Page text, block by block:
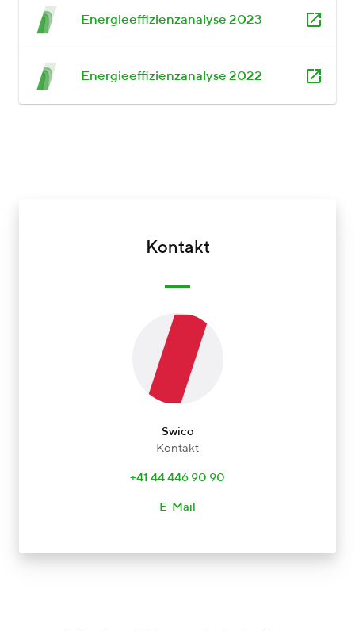
Energieeffizienzanalyse 2023
Energieeffizienzanalyse 2022
Kontakt
Swico
Kontakt
+41 44 446 90 90
E-Mail